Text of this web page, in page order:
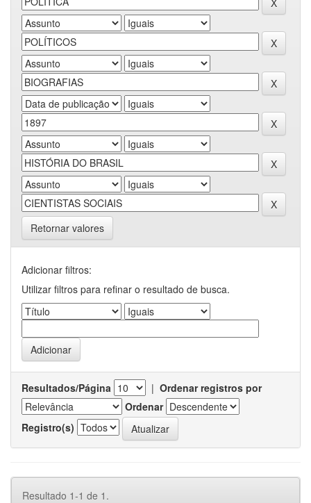
Retornar valores
Adicionar filtros:
Utilizar filtros para refinar o resultado de busca.
Resultados/Página | Ordenar registros por
Ordenar
Registro(s)
Resultado 1-1 de 1.